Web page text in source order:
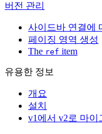
버전 관리
사이드바 연결에
페이징 영역 생성
The ref item
유용한 정보
개요
설치
v1에서 v2로 마이